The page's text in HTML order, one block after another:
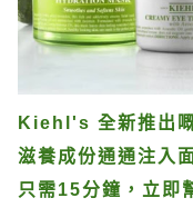
Kiehl's 全新推出
滋養成份通通注入
只需15分鐘，立即